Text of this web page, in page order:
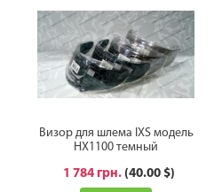
Визор для шлема IXS модель
HX1100 темный
1 784 грн. (40.00 $)